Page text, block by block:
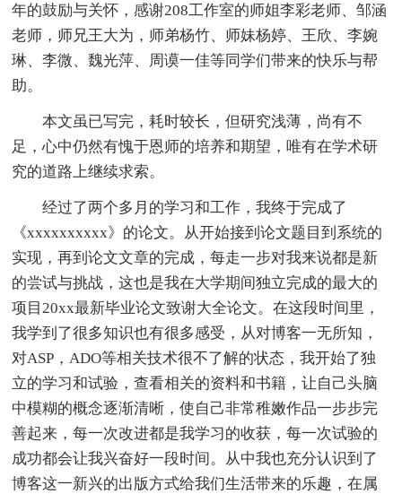
年的鼓励与关怀，感谢208工作室的师姐李彩老师、邹涵
老师，师兄王大为，师弟杨竹、师妹杨婷、王欣、李婉
琳、李微、魏光萍、周谟一佳等同学们带来的快乐与帮
助。
本文虽已写完，耗时较长，但研究浅薄，尚有不
足，心中仍然有愧于恩师的培养和期望，唯有在学术研
究的道路上继续求索。
经过了两个多月的学习和工作，我终于完成了
《xxxxxxxxxx》的论文。从开始接到论文题目到系统的
实现，再到论文文章的完成，每走一步对我来说都是新
的尝试与挑战，这也是我在大学期间独立完成的最大的
项目20xx最新毕业论文致谢大全论文。在这段时间里，
我学到了很多知识也有很多感受，从对博客一无所知，
对ASP，ADO等相关技术很不了解的状态，我开始了独
立的学习和试验，查看相关的资料和书籍，让自己头脑
中模糊的概念逐渐清晰，使自己非常稚嫩作品一步步完
善起来，每一次改进都是我学习的收获，每一次试验的
成功都会让我兴奋好一段时间。从中我也充分认识到了
博客这一新兴的出版方式给我们生活带来的乐趣，在属